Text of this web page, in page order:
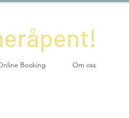
Booking Om oss